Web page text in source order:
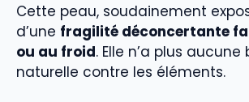
Cette peau, soudainement
d’une fragilité déconcertante
ou au froid. Elle n’a plus aucune
naturelle contre les éléments.